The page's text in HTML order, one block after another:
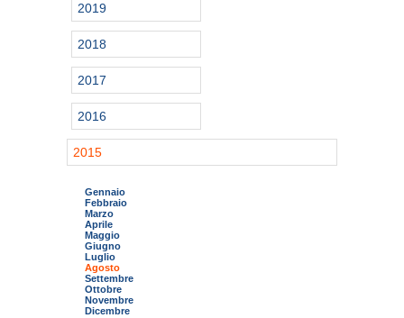
2019
2018
2017
2016
2015
Gennaio
Febbraio
Marzo
Aprile
Maggio
Giugno
Luglio
Agosto
Settembre
Ottobre
Novembre
Dicembre